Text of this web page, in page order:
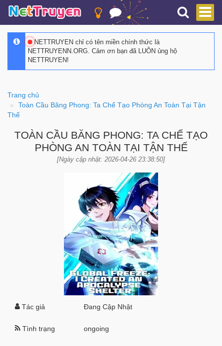
NETTRUYEN chỉ có tên miền chính thức là
NETTRUYENN.ORG. Cảm ơn bạn đã LUÔN ủng hộ
NETTRUYEN!
Trang chủ
Toàn Cầu Băng Phong: Ta Chế Tạo Phòng An Toàn Tại Tận
Thế
TOÀN CẦU BĂNG PHONG: TA CHẾ TẠO
PHÒNG AN TOÀN TẠI TẬN THẾ
[Ngày cập nhật: 2026-04-26 23:38:50]
Tác giả Đang Cập Nhật
Tình trạng ongoing